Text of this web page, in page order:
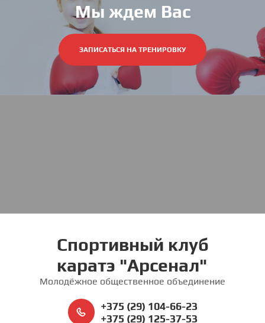
Мы ждем Вас
ЗАПИСАТЬСЯ НА ТРЕНИРОВКУ
Спортивный клуб
каратэ "Арсенал"
Молодёжное общественное объединение
+375 (29) 104-66-23
+375 (29) 125-37-53